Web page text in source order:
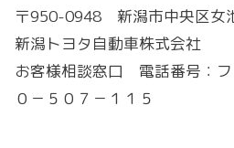
〒950-0948 新潟市中央区女
新潟トヨタ自動車株式会社
お客様相談窓口 電話番号：
０－５０７－１１５